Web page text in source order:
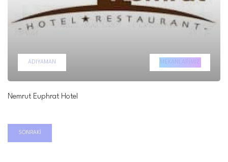
MEKANLARIMIZ
ADIYAMAN
Nemrut Euphrat Hotel
SONRAKI